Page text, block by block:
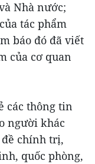
Nhà nước;
tác phẩm
báo đó đã viết
của cơ quan
các thông tin
người khác
chính trị,
quốc phòng,